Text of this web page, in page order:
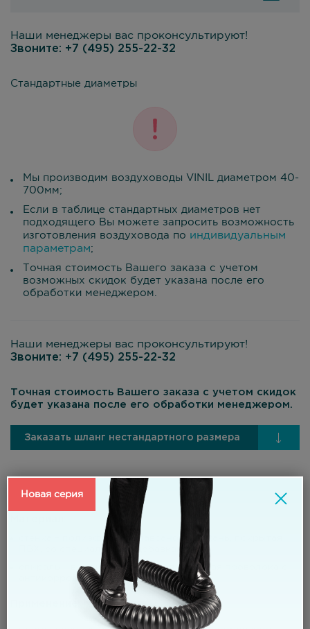
Наши менеджеры вас проконсультируют!
Звоните: +7 (495) 255-22-32
стенка – полиэфирная (лавсановая) ткань, покрытая
ПВХ, со специальными добавками;
спираль – высокоуглеродистая стальная проволока с
антикоррозионным покрытие.
Стандартные диаметры
Мы производим воздуховоды VINIL диаметром 40-
700мм;
Если в таблице стандартных диаметров нет
подходящего Вы можете запросить возможность
изготовления воздуховода по индивидуальным
параметрам;
Точная стоимость Вашего заказа с учетом
возможных скидок будет указана после его
обработки менеджером.
Наши менеджеры вас проконсультируют!
Звоните: +7 (495) 255-22-32
Точная стоимость Вашего заказа с учетом скидок
будет указана после его обработки менеджером.
Заказать шланг нестандартного размера
Новая серия